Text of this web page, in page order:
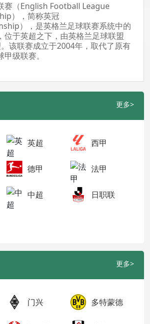
赛（English Football League
），简称英冠
），是英格兰足球联赛系统中的
位于英超之下，由英格兰足球联盟
。该联赛成立于2004年，取代了原有
级联赛。
更多>
英超 西甲
德甲 法甲
中超 日职联
更多>
门兴 多特蒙德